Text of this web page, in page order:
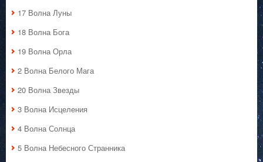
17 Волна Луны
18 Волна Бога
19 Волна Орла
2 Волна Белого Мага
20 Волна Звезды
3 Волна Исцеления
4 Волна Солнца
5 Волна Небесного Странника